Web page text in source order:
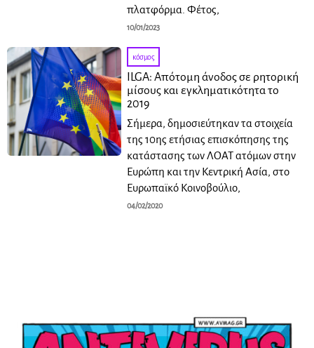
πλατφόρμα. Φέτος,
10/01/2023
κόσμος
ILGA: Απότομη άνοδος σε ρητορική
μίσους και εγκληματικότητα το
2019
Σήμερα, δημοσιεύτηκαν τα στοιχεία
της 10ης ετήσιας επισκόπησης της
κατάστασης των ΛΟΑΤ ατόμων στην
Ευρώπη και την Κεντρική Ασία, στο
Ευρωπαϊκό Κοινοβούλιο,
04/02/2020